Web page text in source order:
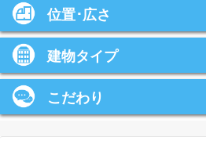
位置･広さ
建物タイプ
こだわり